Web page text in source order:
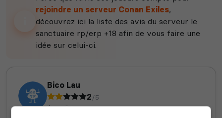
rejoindre un serveur Conan Exiles,
découvrez ici la liste des avis du serveur le
sanctuaire rp/erp +18 afin de vous faire une
idée sur celui-ci.
Bico Lau
2/5
il y a 6 jours